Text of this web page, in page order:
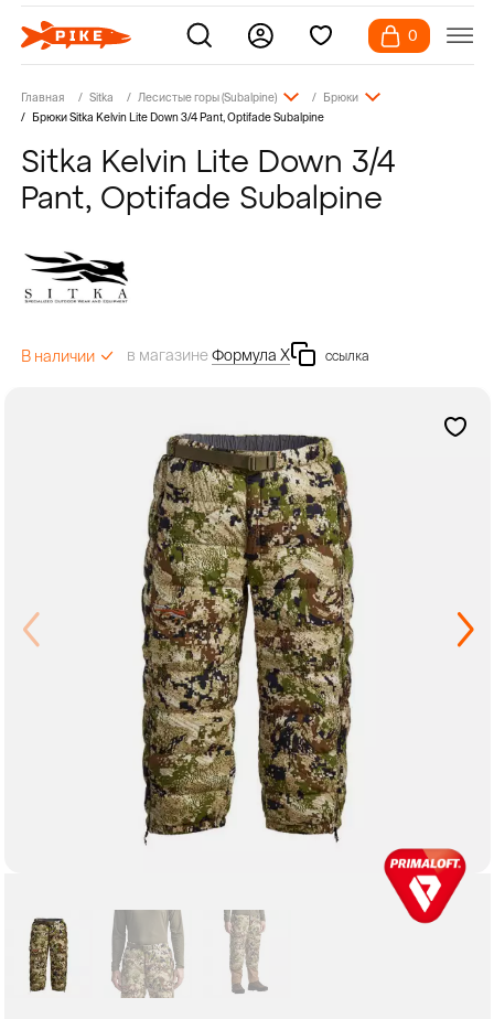
0
Главная Sitka Лесистые горы (Subalpine)
Брюки
Брюки Sitka Kelvin Lite Down 3/4 Pant, Optifade Subalpine
Sitka Kelvin Lite Down 3/4
Pant, Optifade Subalpine
В наличии в магазинеФормула Х ссылка